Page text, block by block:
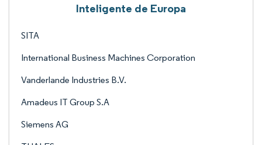
Inteligente de Europa
SITA
International Business Machines Corporation
Vanderlande Industries B.V.
Amadeus IT Group S.A
Siemens AG